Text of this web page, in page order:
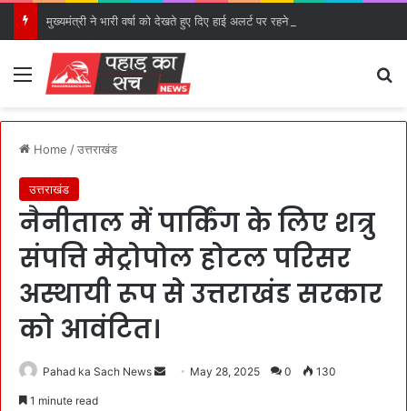
मुख्यमंत्री ने भारी वर्षा को देखते हुए दिए हाई अलर्ट पर रहने के निर्देश।
Menu
Home /उत्तराखंड
उत्तराखंड
नैनीताल में पार्किंग के लिए शत्रु
संपत्ति मेट्रोपोल होटल परिसर
अस्थायी रूप से उत्तराखंड सरकार
को आवंटित।
Pahad ka Sach News May 28, 2025 0 130
1 minute read